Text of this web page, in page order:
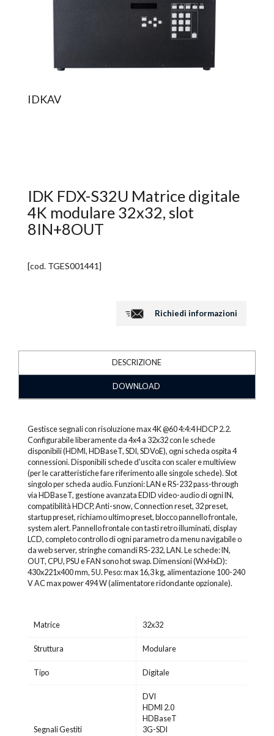
IDKAV
IDK FDX-S32U Matrice digitale
4K modulare 32x32, slot
8IN+8OUT
[cod. TGES001441]
Richiedi informazioni
DESCRIZIONE
DOWNLOAD
Gestisce segnali con risoluzione max 4K @60 4:4:4 HDCP 2.2.
Configurabile liberamente da 4x4 a 32x32 con le schede
disponibili (HDMI, HDBaseT, SDI, SDVoE), ogni scheda ospita 4
connessioni. Disponibili schede d'uscita con scaler e multiview
(per le caratteristiche fare riferimento alle singole schede). Slot
singolo per scheda audio. Funzioni: LAN e RS-232 pass-through
via HDBaseT, gestione avanzata EDID video-audio di ogni IN,
compatibilità HDCP, Anti-snow, Connection reset, 32 preset,
startup preset, richiamo ultimo preset, blocco pannello frontale,
system alert. Pannello frontale con tasti retro illuminati, display
LCD, completo controllo di ogni parametro da menu navigabile o
da web server, stringhe comandi RS-232, LAN. Le schede: IN,
OUT, CPU, PSU e FAN sono hot swap. Dimensioni (WxHxD):
430x221x400 mm, 5U. Peso: max 16,3 kg, alimentazione 100-240
V AC max power 494 W (alimentatore ridondante opzionale).
Matrice 32x32
Struttura Modulare
Tipo Digitale
Segnali Gestiti
DVI
HDMI 2.0
HDBaseT
3G-SDI